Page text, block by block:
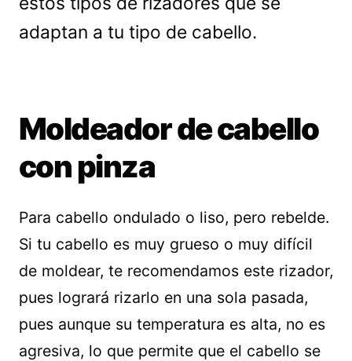
adaptan a tu tipo de cabello.
Moldeador de cabello
con pinza
Para cabello ondulado o liso, pero rebelde.
Si tu cabello es muy grueso o muy difícil
de moldear, te recomendamos este rizador,
pues logrará rizarlo en una sola pasada,
pues aunque su temperatura es alta, no es
agresiva, lo que permite que el cabello se